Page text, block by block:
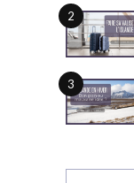
2
3